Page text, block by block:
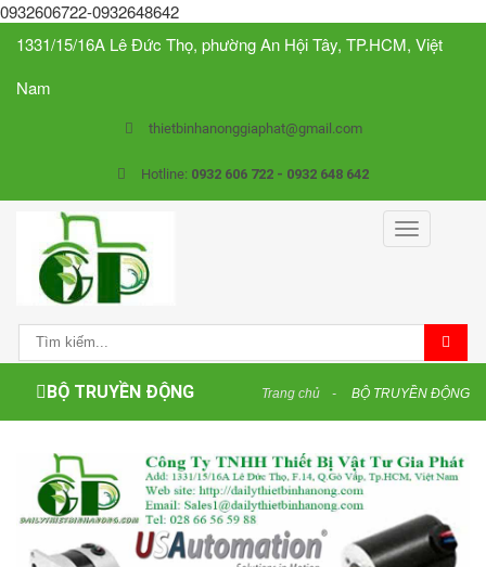
0932606722-0932648642
1331/15/16A Lê Đức Thọ, phường An Hội Tây, TP.HCM, Việt
Nam
thietbinhanonggiaphat@gmail.com
Hotline: 0932 606 722 - 0932 648 642
Toggle
navigation
BỘ TRUYỀN ĐỘNG Trang chủ BỘ TRUYỀN ĐỘNG